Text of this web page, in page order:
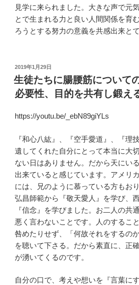
見学に来られました。大きな声で元
とで生まれる力と良い人間関係を育
ろうとする努力の意義を共感出来と
投
稿
日:
2019年1月29日
生徒たちに腸腰筋について
必要性、目的を共有し鍛え
https://youtu.be/_ebN89giYLs
『和心八紘』、『空手愛道』、『理
遺してくれた自分にとって本当に大
ない日はありません。だから天にい
出来ていると感じています。アメリ
には、兄のように慕っている方もお
弘昌師範から『敬天愛人』を学び、
『信念』を学びました。お二人の共
悪く言わないことです。人のするこ
咎めたりせず、「何故それをするの
を聴いて下さる。だから素直に、正
が湧いてくるのです。
自分の口で、考えや想いを『言葉に